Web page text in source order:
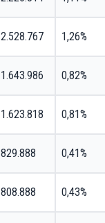
2.528.767 1,26%
1.643.986 0,82%
1.623.818 0,81%
829.888 0,41%
808.888 0,43%